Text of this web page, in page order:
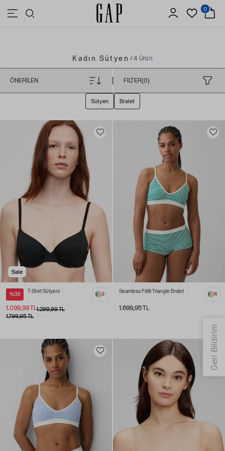
3.500 TL VE ÜZERİ ALIŞVERİŞLERDE ÜCRETSİZ KARGO 0
Kadın Sütyen / 4 Ürün
Sütyen Bralet
FILTER(0)
ÖNERILEN
M (2) Xl
Sale
%39
T-Shirt Sütyeni
1.299,99 TL
1.099,99 TL
2
1.799,95 TL
Seamless Fitilli Triangle Bralet
1.699,95 TL
6